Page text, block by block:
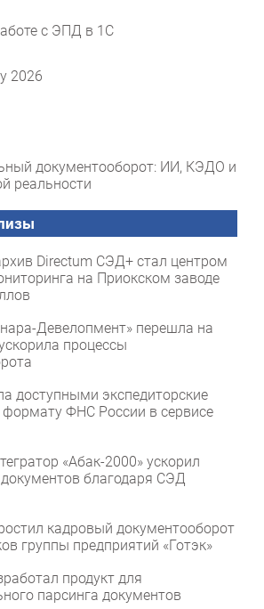
с ЭПД в 1С
2026
документооборот: ИИ, КЭДО и
реальности
Directum СЭД+ стал центром
на Приокском заводе
Девелопмент» перешла на
процессы
доступными экспедиторские
ФНС России в сервисе
«Абак-2000» ускорил
благодаря СЭД
кадровый документооборот
группы предприятий «Готэк»
продукт для
парсинга документов